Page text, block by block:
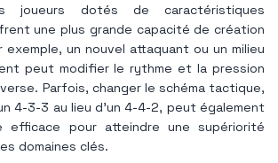
joueurs dotés de caractéristiques
une plus grande capacité de création
un nouvel attaquant ou un milieu
peut modifier le rythme et la pression
Parfois, changer le schéma tactique,
4-3-3 au lieu d’un 4-4-2, peut également
efficace pour atteindre une supériorité
domaines clés.